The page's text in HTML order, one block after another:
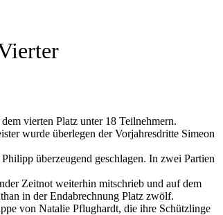
vierten Platz unter 18 Teilnehmern.
wurde überlegen der Vorjahresdritte Simeon
überzeugend geschlagen. In zwei Partien
Zeitnot weiterhin mitschrieb und auf dem
in der Endabrechnung Platz zwölf.
von Natalie Pflughardt, die ihre Schützlinge